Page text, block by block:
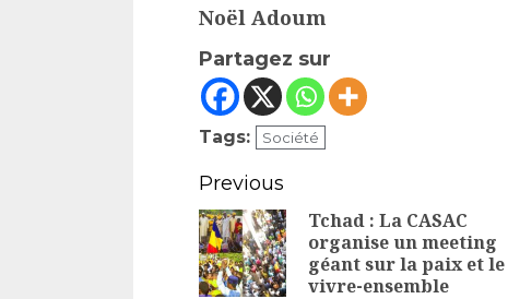
Noël Adoum
Partagez sur
Tags: Société
Continue
Reading
Previous
Tchad : La CASAC
organise un meeting
géant sur la paix et le
vivre-ensemble